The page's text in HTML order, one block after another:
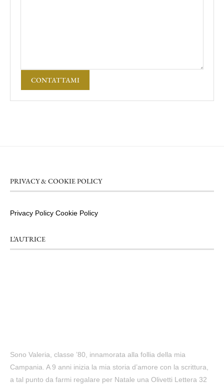
CONTATTAMI
PRIVACY & COOKIE POLICY
Privacy Policy Cookie Policy
L’AUTRICE
Sono Valeria, classe ’80, innamorata alla follia della mia
Campania. A 9 anni inizia la mia storia d’amore con la scrittura,
a tal punto da farmi regalare per Natale una Olivetti Lettera 32